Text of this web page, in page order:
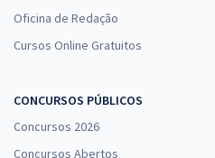
Oficina de Redação
Cursos Online Gratuitos
CONCURSOS PÚBLICOS
Concursos 2026
Concursos Abertos